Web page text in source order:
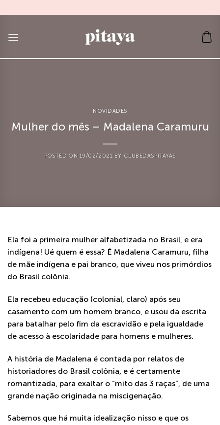
to
NOVIDADES
Mulher do mês – Madalena Caramuru
POSTED ON 19/02/2021 BY CLUBEDASPITAYAS
Ela foi a primeira mulher alfabetizada no Brasil, e era
indígena! Ué quem é essa? É Madalena Caramuru, filha
de mãe indígena e pai branco, que viveu nos primórdios
do Brasil colônia.
Ela recebeu educação (colonial, claro) após seu
casamento com um homem branco, e usou da escrita
para batalhar pelo fim da escravidão e pela igualdade
de acesso à escolaridade para homens e mulheres.
A história de Madalena é contada por relatos de
historiadores do Brasil colônia, e é certamente
romantizada, para exaltar o “mito das 3 raças”, de uma
grande nação originada na miscigenação.
Sabemos que há muita idealização nisso e que os